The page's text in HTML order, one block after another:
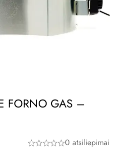
FORNO GAS –
0 atsiliepimai